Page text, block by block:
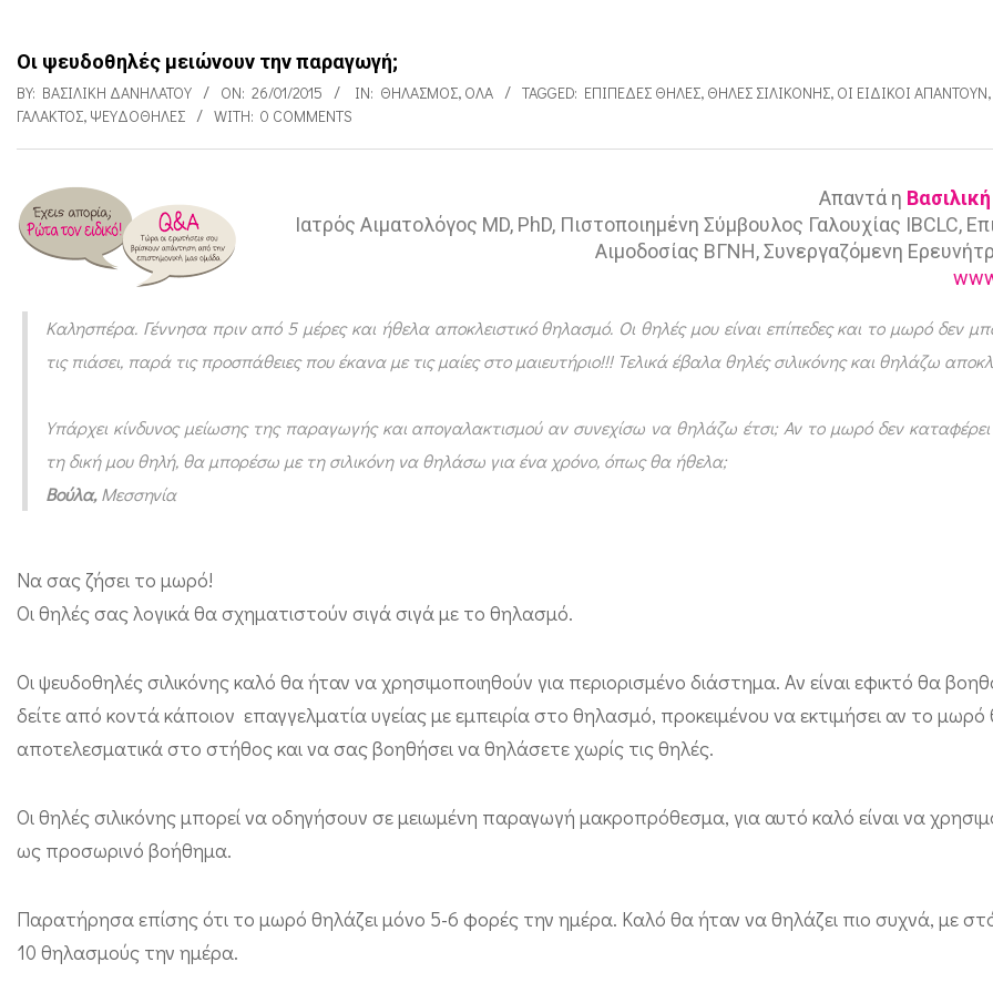
Οι ψευδοθηλές μειώνουν την παραγωγή;
BY: ΒΑΣΙΛΙΚΉ ΔΑΝΗΛΆΤΟΥ ON: 26/01/2015 IN: ΘΗΛΑΣΜΌΣ, ΌΛΑ TAGGED: ΕΠΊΠΕΔΕΣ ΘΗΛΈΣ, ΘΗΛΈΣ ΣΙΛΙΚΌΝΗΣ, ΟΙ ΕΙΔΙΚΟΊ ΑΠΑΝΤΟΎΝ,
ΓΆΛΑΚΤΟΣ, ΨΕΥΔΟΘΗΛΈΣ WITH: 0 COMMENTS
Ο
η
έ
ς
ε
ι
ώ
ο
υ
τ
Απαντά η
Ιατρός Αιματολόγος MD, PhD, Πιστοποιημένη Σύμβουλος Γαλουχίας IBCLC,
Αιμοδοσίας ΒΓΝΗ, Συνεργαζόμενη
Καλησπέρα. Γέννησα πριν από 5 μέρες και ήθελα αποκλειστικό θηλασμό. Οι θηλές μου είναι επίπεδες και το μωρό δεν
τις πιάσει, παρά τις προσπάθειες που έκανα με τις μαίες στο μαιευτήριο!!! Τελικά έβαλα θηλές σιλικόνης και θηλάζω
Υπάρχει κίνδυνος μείωσης της παραγωγής και απογαλακτισμού αν συνεχίσω να θηλάζω έτσι; Αν το μωρό δεν καταφέρει
τη δική μου θηλή, θα μπορέσω με τη σιλικόνη να θηλάσω για ένα χρόνο, όπως θα ήθελα;
Βούλα,Μεσσηνία
Να σας ζήσει το μωρό!
Oι θηλές σας λογικά θα σχηματιστούν σιγά σιγά με το θηλασμό.
Οι ψευδοθηλές σιλικόνης καλό θα ήταν να χρησιμοποιηθούν για περιορισμένο διάστημα. Αν είναι εφικτό θα
δείτε από κοντά κάποιον επαγγελματία υγείας με εμπειρία στο θηλασμό, προκειμένου να εκτιμήσει αν το μωρό
αποτελεσματικά στο στήθος και να σας βοηθήσει να θηλάσετε χωρίς τις θηλές.
Οι θηλές σιλικόνης μπορεί να οδηγήσουν σε μειωμένη παραγωγή μακροπρόθεσμα, για αυτό καλό είναι να
ως προσωρινό βοήθημα.
Παρατήρησα επίσης ότι το μωρό θηλάζει μόνο 5-6 φορές την ημέρα. Καλό θα ήταν να θηλάζει πιο συχνά, με
10 θηλασμούς την ημέρα.